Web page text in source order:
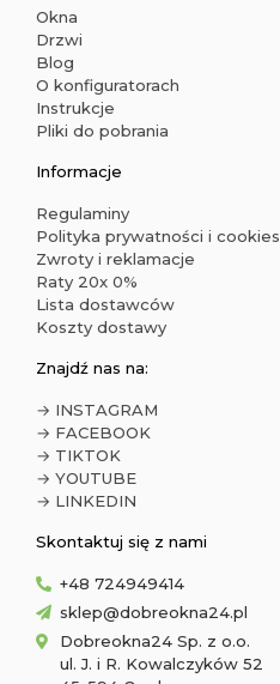
Okna
Drzwi
Blog
O konfiguratorach
Instrukcje
Pliki do pobrania
Informacje
Regulaminy
Polityka prywatności i cookies
Zwroty i reklamacje
Raty 20x 0%
Lista dostawców
Koszty dostawy
Znajdź nas na:
→ INSTAGRAM
→ FACEBOOK
→ TIKTOK
→ YOUTUBE
→ LINKEDIN
Skontaktuj się z nami
+48 724949414
sklep@dobreokna24.pl
Dobreokna24 Sp. z o.o.
ul. J. i R. Kowalczyków 52